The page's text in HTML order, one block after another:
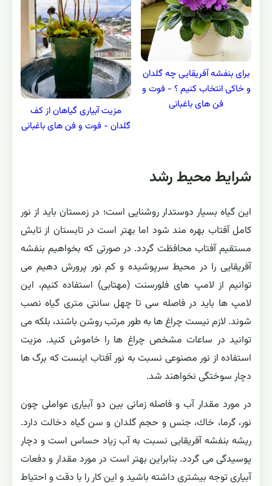
برای بنفشه آفریقایی چه گلدان
و خاکی انتخاب کنیم ؟ - فوت و
فن های باغبانی
مزیت آبیاری گیاهان از کف
گلدان - فوت و فن های باغبانی
شرایط محیط رشد
این گیاه بسیار دوستدار روشنایی است؛ در زمستان باید از نور
كامل آفتاب بهره مند شود اما بهتر است در تابستان از تابش
مستقیم آفتاب محافظت گردد. در صورتی كه بخواهیم بنفشه
آفریقایی را در محیط سرپوشیده و كم نور پرورش دهیم می
توانیم از لامپ های فلورسنت (مهتابی) استفاده كنیم، این
لامپ ها باید در فاصله سی تا چهل سانتی متری گیاه نصب
شوند. لازم نیست چراغ ها به طور مرتب روشن باشند، بلكه می
توانید در ساعات مشخص چراغ ها را خاموش كنید. مزیت
استفاده از نور مصنوعی نسبت به نور آفتاب اینست كه برگ ها
دچار سوختگی نخواهند شد.
در مورد مقدار آب و فاصله زمانی بین دو آبیاری عواملی چون
نور، گرما، خاك، جنس و حجم گلدان و سن گیاه دخالت دارد.
ریشه بنفشه آفریقایی نسبت به آب زیاد حساس است و دچار
پوسیدگی می گردد. بنابراین بهتر است در مورد مقدار و دفعات
آبیاری توجه بیشتری داشته باشید و این كار را با دقت و احتیاط